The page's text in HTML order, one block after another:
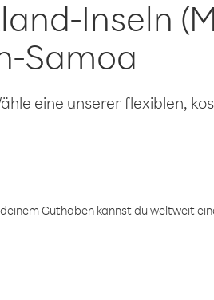
Inseln
Samoa
eine unserer flexiblen,
Guthaben kannst du weltweit